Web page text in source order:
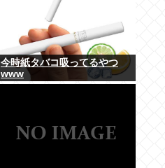
今時紙タバコ吸ってるやつ
www